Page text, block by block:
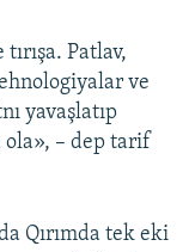
Patlav,
ve
yavaşlatıp
– dep tarif
Qırımda tek eki